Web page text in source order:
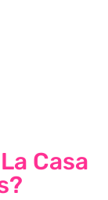
Casa